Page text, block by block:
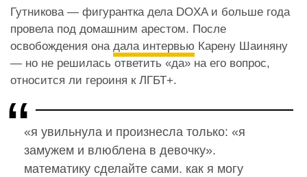
Гутникова — фигурантка дела DOXA и больше года
провела под домашним арестом. После
освобождения она дала интервью Карену Шаиняну
— но не решилась ответить «да» на его вопрос,
относится ли героиня к ЛГБТ+.
«я увильнула и произнесла только: «я
замужем и влюблена в девочку».
математику сделайте сами. как я могу